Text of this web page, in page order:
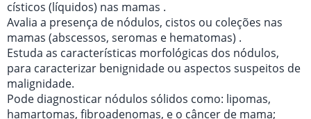
císticos (líquidos) nas mamas .
Avalia a presença de nódulos, cistos ou coleções nas
mamas (abscessos, seromas e hematomas) .
Estuda as características morfológicas dos nódulos,
para caracterizar benignidade ou aspectos suspeitos de
malignidade.
Pode diagnosticar nódulos sólidos como: lipomas,
hamartomas, fibroadenomas, e o câncer de mama;